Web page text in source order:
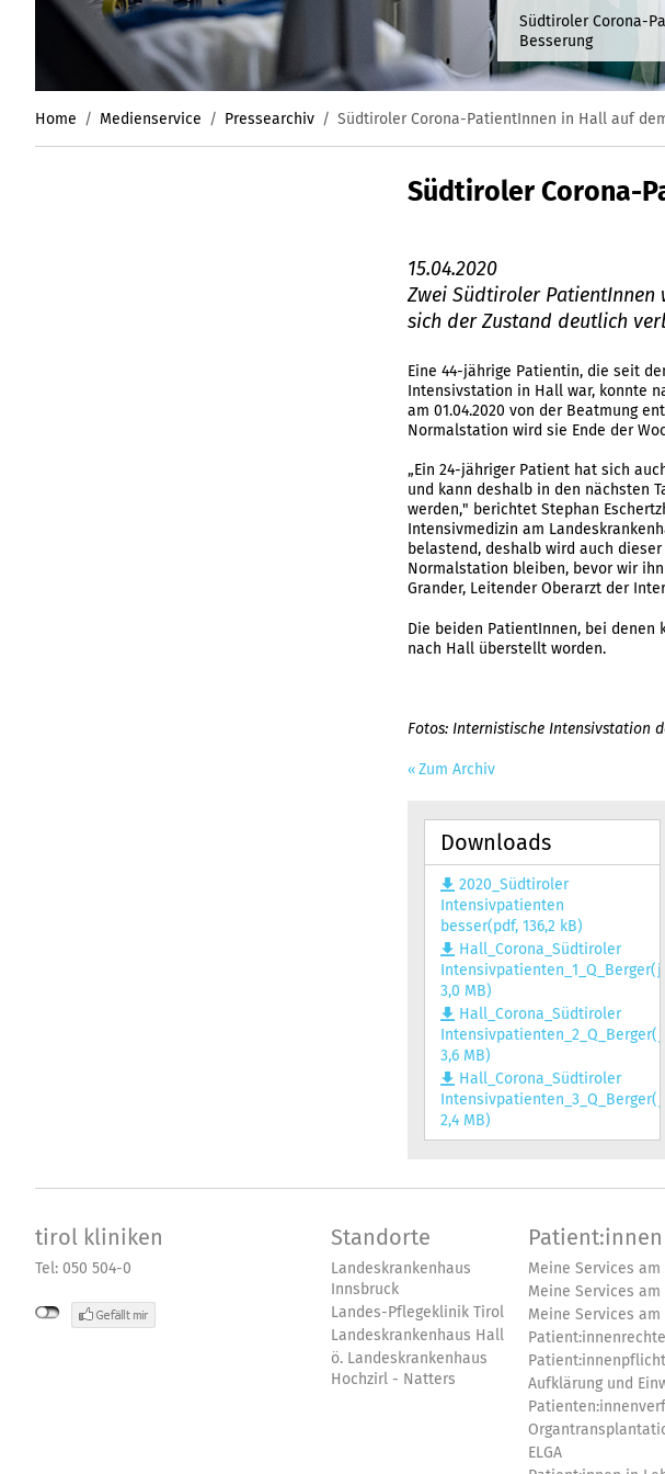
Südtiroler Corona-
Besserung
Home Medienservice Pressearchiv Südtiroler Corona-PatientInnen in Hall auf
Südtiroler Corona-
15.04.2020
Zwei Südtiroler
sich der Zustand deutlich
Eine 44-jährige Patientin, die seit
Intensivstation in Hall war, konnte
am 01.04.2020 von der Beatmung
Normalstation wird sie Ende der
„Ein 24-jähriger Patient hat sich
und kann deshalb in den nächsten
werden," berichtet Stephan
Intensivmedizin am
belastend, deshalb wird auch
Normalstation bleiben, bevor wir
Grander, Leitender Oberarzt der
Die beiden PatientInnen, bei denen
nach Hall überstellt worden.
Fotos: Internistische Intensivstation
Zum Archiv
Downloads
2020_Südtiroler
Intensivpatienten
besser(pdf, 136,2 kB)
Hall_Corona_Südtiroler
3,0 MB)
Hall_Corona_Südtiroler
3,6 MB)
Hall_Corona_Südtiroler
2,4 MB)
tirol kliniken
Tel: 050 504-0
Standorte
Landeskrankenhaus
Innsbruck
Landes-Pflegeklinik Tirol
Landeskrankenhaus Hall
ö. Landeskrankenhaus
Hochzirl - Natters
Patient:innen
Meine Services am
Meine Services
Meine Services
Patient:innenrechte
Aufklärung und
ELGA